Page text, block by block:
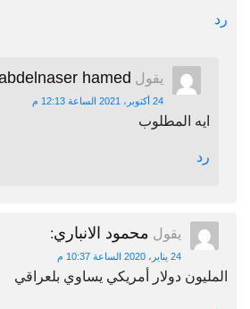
رد
يقول hamed
24 أكتوبر، 2021 الساعة 12:13 م
ايه المطلوب
رد
يقول محمود الانباري:
24 يناير، 2020 الساعة 10:37 م
المليون دولار أمريكي يساوي بلعراقي